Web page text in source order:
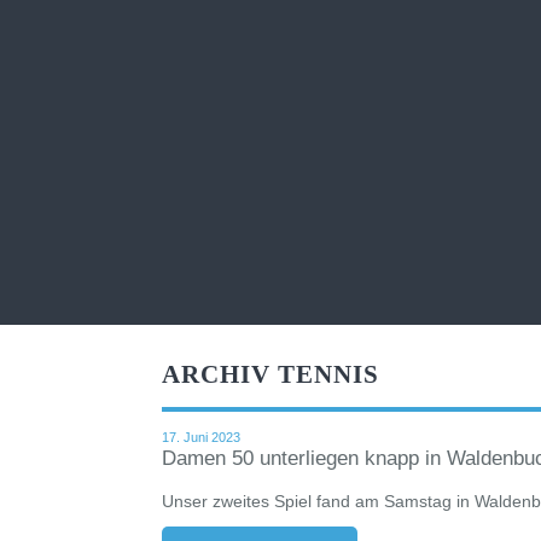
ARCHIV TENNIS
17. Juni 2023
Damen 50 unterliegen knapp in
Unser zweites Spiel fand am Samstag in